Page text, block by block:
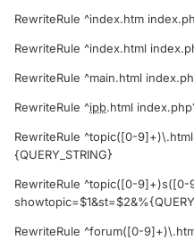
RewriteRule ^index.htm
RewriteRule ^index.html
RewriteRule ^main.html
RewriteRule ^ipb.html
RewriteRule ^topic([0-
{QUERY_STRING}
RewriteRule ^topic([0-
RewriteRule ^forum([0-